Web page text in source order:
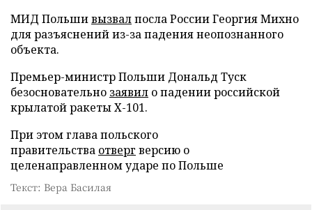
МИД Польшивызвалпосла России Георгия Михно
для разъяснений из-за падения неопознанного
объекта.
Премьер-министр Польши Дональд Туск
безосновательно заявил о падении российской
крылатой ракеты Х-101.
При этом глава польского
правительства отверг версию о
целенаправленном ударе по Польше
Текст: Вера Басилая